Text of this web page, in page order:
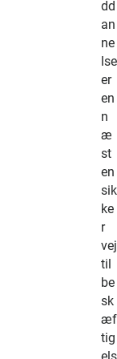
r
a
t
v
æ
r
e
b
e
r
e
t
t
i
g
e
t
t
i
dd
an
ne
lse
er
en
n
æ
st
en
sik
ke
r
vej
til
be
sk
æf
tig